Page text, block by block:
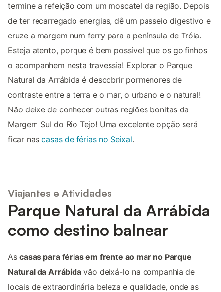
termine a refeição com um moscatel da região. Depois
de ter recarregado energias, dê um passeio digestivo e
cruze a margem num ferry para a península de Tróia.
Esteja atento, porque é bem possível que os golfinhos
o acompanhem nesta travessia! Explorar o Parque
Natural da Arrábida é descobrir pormenores de
contraste entre a terra e o mar, o urbano e o natural!
Não deixe de conhecer outras regiões bonitas da
Margem Sul do Rio Tejo! Uma excelente opção será
ficar nascasas de férias no Seixal.
Viajantes e Atividades
Parque Natural da Arrábida
como destino balnear
Ascasas para férias em frente ao mar no Parque
Natural da Arrábidavão deixá-lo na companhia de
locais de extraordinária beleza e qualidade, onde as